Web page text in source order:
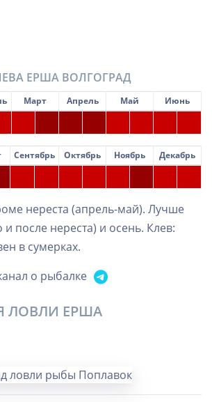
ЕРША ВОЛГОГРАД
Март Апрель Май Июнь
Сентябрь Октябрь Ноябрь Декабрь
нереста (апрель-май). Лучше
и после нереста) и осень. Клев:
в сумерках.
о рыбалке
ЛОВЛИ ЕРША